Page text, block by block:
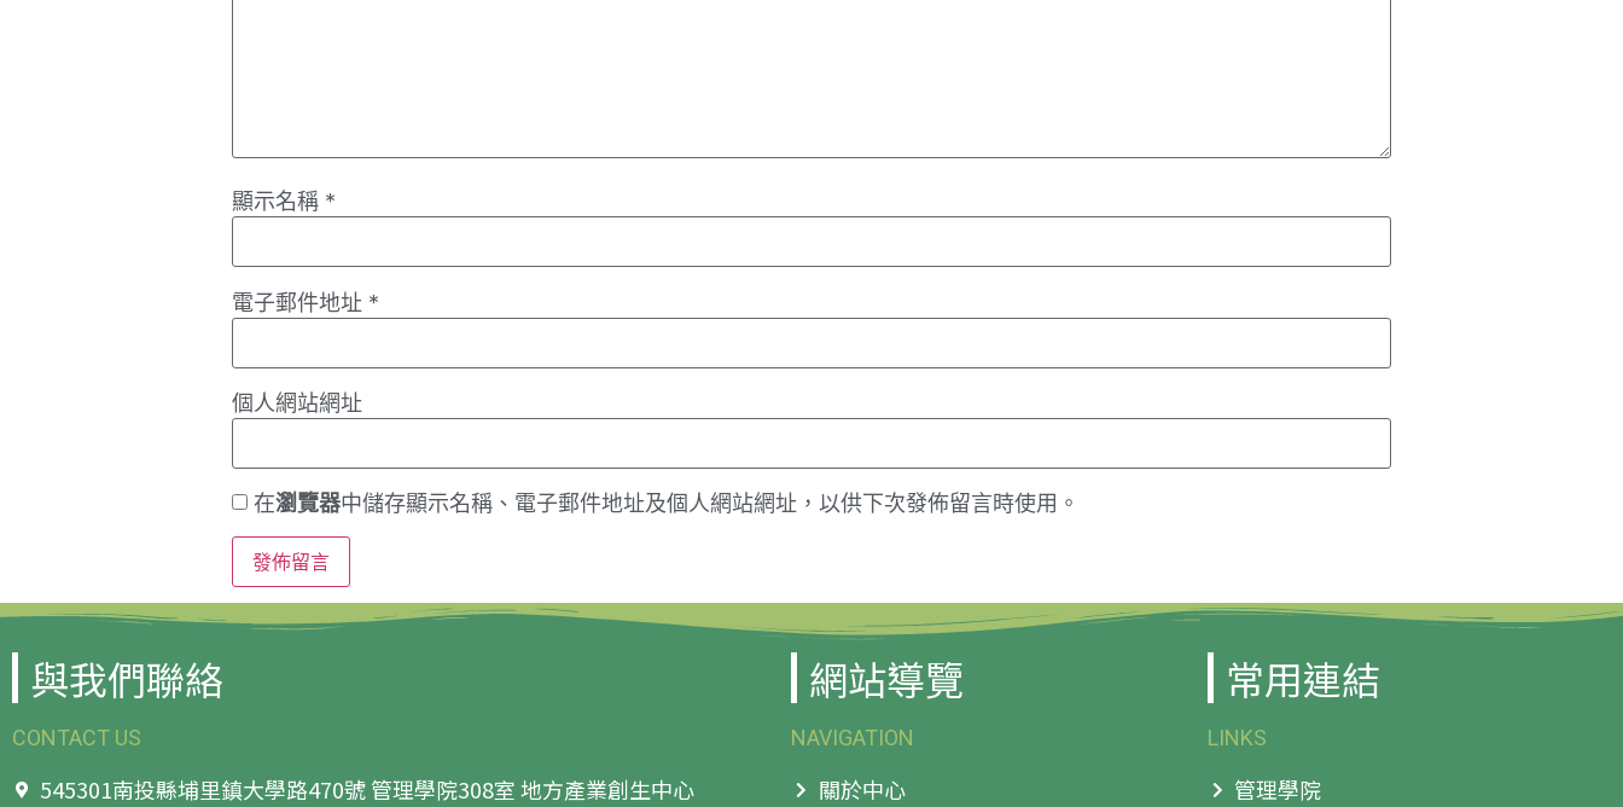
顯示名稱 *
電子郵件地址 *
個人網站網址
在瀏覽器中儲存顯示名稱、電子郵件地址及個人網站網址，以供下次發佈留言時使用。
與我們聯絡
CONTACT US
545301南投縣埔里鎮大學路470號 管理學院308室 地方產業創生中心
網站導覽
NAVIGATION
關於中心
常用連結
LINKS
管理學院